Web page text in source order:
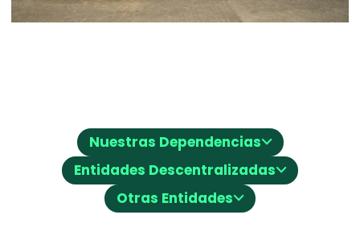
Nuestras Dependencias⌵
Entidades Descentralizadas⌵
Otras Entidades⌵